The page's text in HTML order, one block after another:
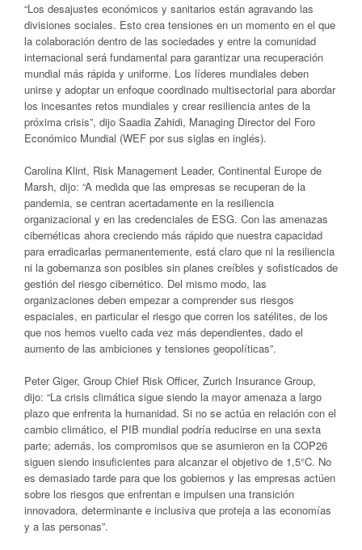
“Los desajustes económicos y sanitarios están agravando las
divisiones sociales. Esto crea tensiones en un momento en el que
la colaboración dentro de las sociedades y entre la comunidad
internacional será fundamental para garantizar una recuperación
mundial más rápida y uniforme. Los líderes mundiales deben
unirse y adoptar un enfoque coordinado multisectorial para abordar
los incesantes retos mundiales y crear resiliencia antes de la
próxima crisis”, dijo Saadia Zahidi, Managing Director del Foro
Económico Mundial (WEF por sus siglas en inglés).
Carolina Klint, Risk Management Leader, Continental Europe de
Marsh, dijo: “A medida que las empresas se recuperan de la
pandemia, se centran acertadamente en la resiliencia
organizacional y en las credenciales de ESG. Con las amenazas
cibernéticas ahora creciendo más rápido que nuestra capacidad
para erradicarlas permanentemente, está claro que ni la resiliencia
ni la gobernanza son posibles sin planes creíbles y sofisticados de
gestión del riesgo cibernético. Del mismo modo, las
organizaciones deben empezar a comprender sus riesgos
espaciales, en particular el riesgo que corren los satélites, de los
que nos hemos vuelto cada vez más dependientes, dado el
aumento de las ambiciones y tensiones geopolíticas”.
Peter Giger, Group Chief Risk Officer, Zurich Insurance Group,
dijo: “La crisis climática sigue siendo la mayor amenaza a largo
plazo que enfrenta la humanidad. Si no se actúa en relación con el
cambio climático, el PIB mundial podría reducirse en una sexta
parte; además, los compromisos que se asumieron en la COP26
siguen siendo insuficientes para alcanzar el objetivo de 1,5°C. No
es demasiado tarde para que los gobiernos y las empresas actúen
sobre los riesgos que enfrentan e impulsen una transición
innovadora, determinante e inclusiva que proteja a las economías
y a las personas”.